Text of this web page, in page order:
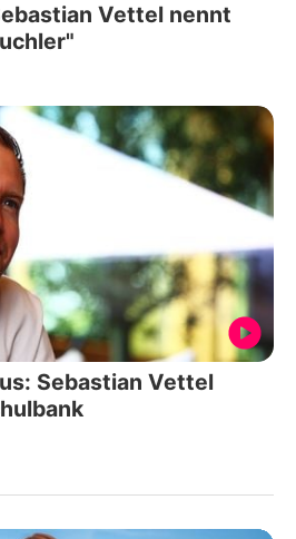
Vettel nennt
Sebastian Vettel